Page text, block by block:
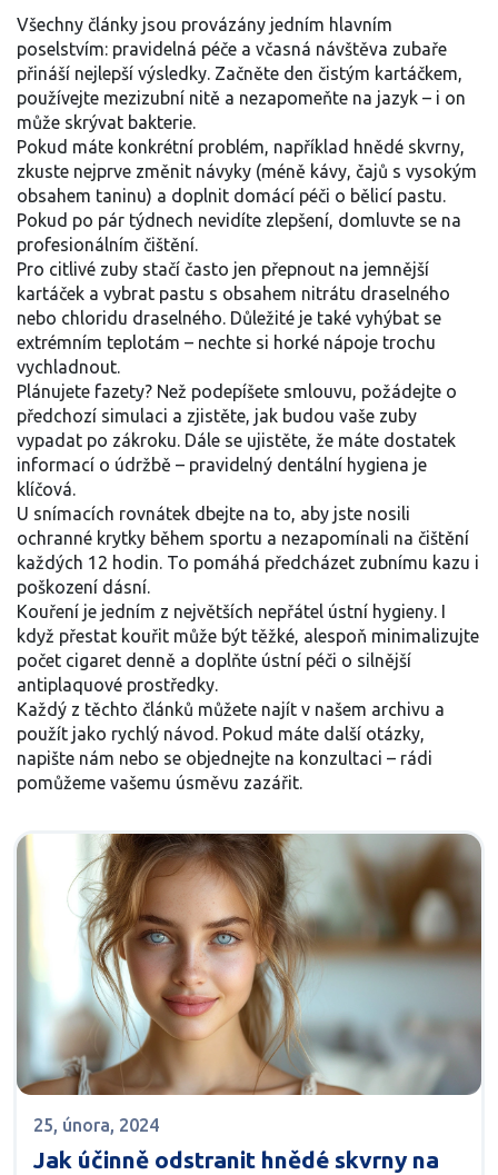
Všechny články jsou provázány jedním hlavním
poselstvím: pravidelná péče a včasná návštěva zubaře
přináší nejlepší výsledky. Začněte den čistým kartáčkem,
používejte mezizubní nitě a nezapomeňte na jazyk – i on
může skrývat bakterie.
Pokud máte konkrétní problém, například hnědé skvrny,
zkuste nejprve změnit návyky (méně kávy, čajů s vysokým
obsahem taninu) a doplnit domácí péči o bělicí pastu.
Pokud po pár týdnech nevidíte zlepšení, domluvte se na
profesionálním čištění.
Pro citlivé zuby stačí často jen přepnout na jemnější
kartáček a vybrat pastu s obsahem nitrátu draselného
nebo chloridu draselného. Důležité je také vyhýbat se
extrémním teplotám – nechte si horké nápoje trochu
vychladnout.
Plánujete fazety? Než podepíšete smlouvu, požádejte o
předchozí simulaci a zjistěte, jak budou vaše zuby
vypadat po zákroku. Dále se ujistěte, že máte dostatek
informací o údržbě – pravidelný dentální hygiena je
klíčová.
U snímacích rovnátek dbejte na to, aby jste nosili
ochranné krytky během sportu a nezapomínali na čištění
každých 12 hodin. To pomáhá předcházet zubnímu kazu i
poškození dásní.
Kouření je jedním z největších nepřátel ústní hygieny. I
když přestat kouřit může být těžké, alespoň minimalizujte
počet cigaret denně a doplňte ústní péči o silnější
antiplaquové prostředky.
Každý z těchto článků můžete najít v našem archivu a
použít jako rychlý návod. Pokud máte další otázky,
napište nám nebo se objednejte na konzultaci – rádi
pomůžeme vašemu úsměvu zazářit.
25, února, 2024
Jak účinně odstranit hnědé skvrny na